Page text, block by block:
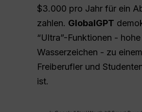
$3.000 pro Jahr für ein
zahlen. GlobalGPT
“Ultra”-Funktionen -
Wasserzeichen - zu
Freiberufler und
ist.